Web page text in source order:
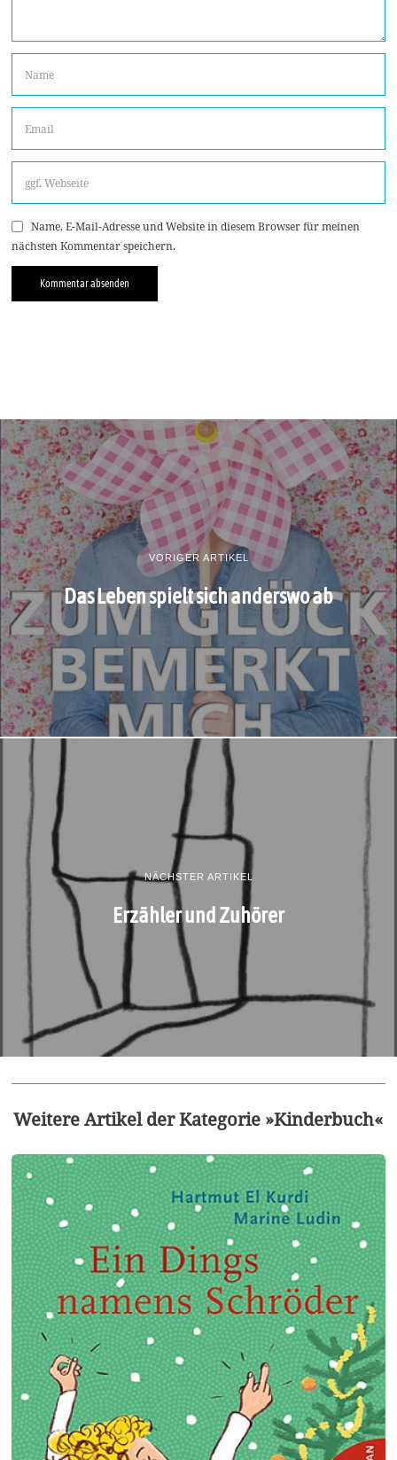
Name, E-Mail-Adresse und Website in diesem Browser für meinen
nächsten Kommentar speichern.
VORIGER ARTIKEL
Das Leben spielt sich anderswo ab
NÄCHSTER ARTIKEL
Erzähler und Zuhörer
Weitere Artikel der Kategorie »Kinderbuch«